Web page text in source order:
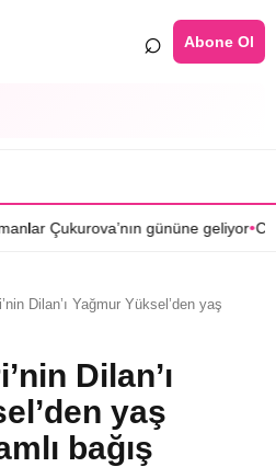
⌕ Abone Ol
geliyor•Cenan Çamyurdu
Dilan’ı Yağmur Yüksel’den yaş
Dilan’ı
yaş
bağış